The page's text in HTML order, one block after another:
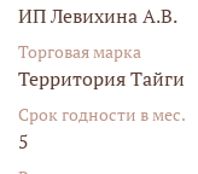
ИП Левихина А.В.
Торговая марка
Территория Тайги
Срок годности в мес.
5